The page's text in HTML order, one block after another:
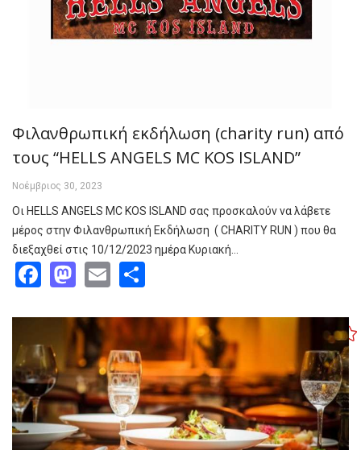
Φιλανθρωπική εκδήλωση (charity run) από
τους “HELLS ANGELS MC KOS ISLAND”
Νοέμβριος 30, 2023
Οι HELLS ANGELS MC KOS ISLAND σας προσκαλούν να λάβετε
μέρος στην Φιλανθρωπική Εκδήλωση ( CHARITY RUN ) που θα
διεξαχθεί στις 10/12/2023 ημέρα Κυριακή…
Facebook
Mastodon
Email